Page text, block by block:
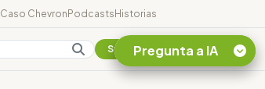
Caso ChevronPodcastsHistorias
SuscribirsePregunta a IA